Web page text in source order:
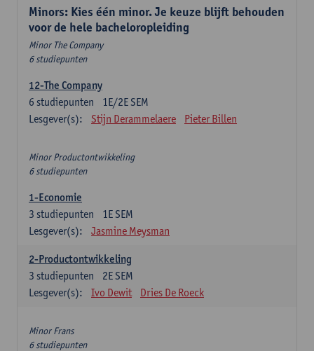
Minors: Kies één minor. Je keuze blijft behouden
voor de hele bacheloropleiding
Minor The Company
6 studiepunten
12-The Company
1E/2E SEM
6 studiepunten
Lesgever(s):
Stijn Derammelaere Pieter Billen
Minor Productontwikkeling
6 studiepunten
1-Economie
1E SEM
3 studiepunten
Lesgever(s):
Jasmine Meysman
2-Productontwikkeling
2E SEM
3 studiepunten
Lesgever(s):
Ivo Dewit Dries De Roeck
Minor Frans
6 studiepunten